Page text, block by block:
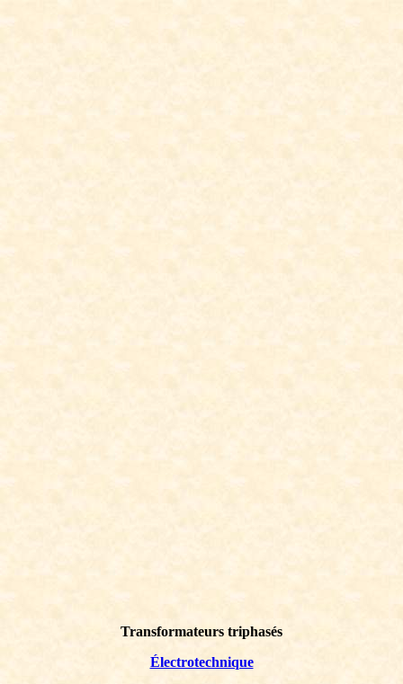
Transformateurs triphasés
Électrotechnique